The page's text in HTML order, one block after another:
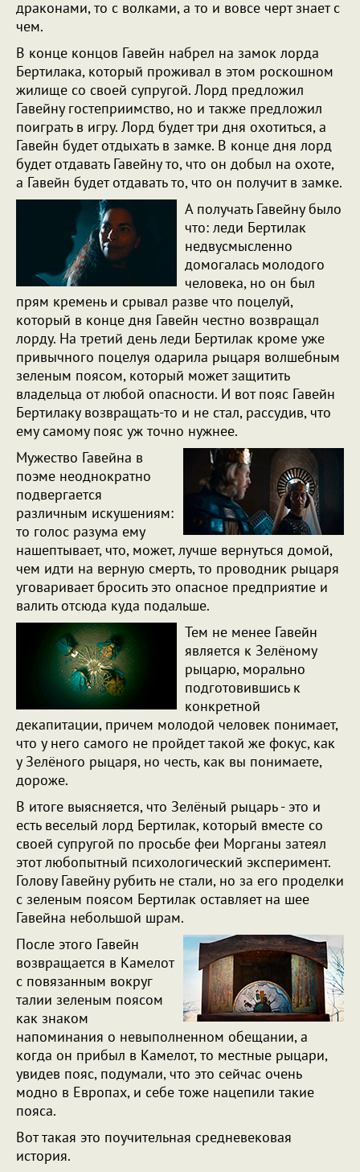
драконами, то с волками, а то и вовсе черт знает с
чем.
В конце концов Гавейн набрел на замок лорда
Бертилака, который проживал в этом роскошном
жилище со своей супругой. Лорд предложил
Гавейну гостеприимство, но и также предложил
поиграть в игру. Лорд будет три дня охотиться, а
Гавейн будет отдыхать в замке. В конце дня лорд
будет отдавать Гавейну то, что он добыл на охоте,
а Гавейн будет отдавать то, что он получит в замке.
А получать Гавейну было
что: леди Бертилак
недвусмысленно
домогалась молодого
человека, но он был
прям кремень и срывал разве что поцелуй,
который в конце дня Гавейн честно возвращал
лорду. На третий день леди Бертилак кроме уже
привычного поцелуя одарила рыцаря волшебным
зеленым поясом, который может защитить
владельца от любой опасности. И вот пояс Гавейн
Бертилаку возвращать-то и не стал, рассудив, что
ему самому пояс уж точно нужнее.
Мужество Гавейна в
поэме неоднократно
подвергается
различным искушениям:
то голос разума ему
нашептывает, что, может, лучше вернуться домой,
чем идти на верную смерть, то проводник рыцаря
уговаривает бросить это опасное предприятие и
валить отсюда куда подальше.
Тем не менее Гавейн
является к Зелёному
рыцарю, морально
подготовившись к
конкретной
декапитации, причем молодой человек понимает,
что у него самого не пройдет такой же фокус, как
у Зелёного рыцаря, но честь, как вы понимаете,
дороже.
В итоге выясняется, что Зелёный рыцарь - это и
есть веселый лорд Бертилак, который вместе со
своей супругой по просьбе феи Морганы затеял
этот любопытный психологический эксперимент.
Голову Гавейну рубить не стали, но за его проделки
с зеленым поясом Бертилак оставляет на шее
Гавейна небольшой шрам.
После этого Гавейн
возвращается в Камелот
с повязанным вокруг
талии зеленым поясом
как знаком
напоминания о невыполненном обещании, а
когда он прибыл в Камелот, то местные рыцари,
увидев пояс, подумали, что это сейчас очень
модно в Европах, и себе тоже нацепили такие
пояса.
Вот такая это поучительная средневековая
история.